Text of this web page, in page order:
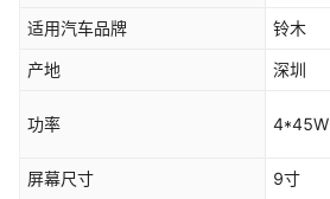
适用汽车品牌 铃木
产地 深圳
功率 4*45W
屏幕尺寸 9寸